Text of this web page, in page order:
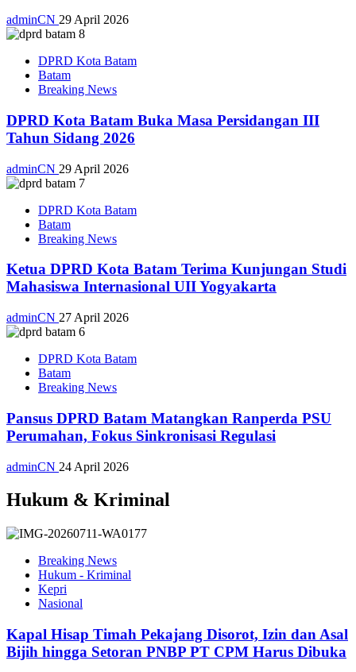
adminCN 29 April 2026
DPRD Kota Batam
Batam
Breaking News
DPRD Kota Batam Buka Masa Persidangan III
Tahun Sidang 2026
adminCN 29 April 2026
DPRD Kota Batam
Batam
Breaking News
Ketua DPRD Kota Batam Terima Kunjungan Studi
Mahasiswa Internasional UII Yogyakarta
adminCN 27 April 2026
DPRD Kota Batam
Batam
Breaking News
Pansus DPRD Batam Matangkan Ranperda PSU
Perumahan, Fokus Sinkronisasi Regulasi
adminCN 24 April 2026
Hukum & Kriminal
Breaking News
Hukum - Kriminal
Kepri
Nasional
Kapal Hisap Timah Pekajang Disorot, Izin dan Asal
Bijih hingga Setoran PNBP PT CPM Harus Dibuka